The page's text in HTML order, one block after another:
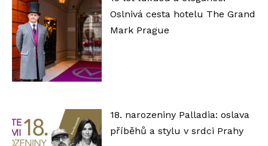
Oslnivá cesta hotelu The Grand
Mark Prague
18. narozeniny Palladia: oslava
příběhů a stylu v srdci Prahy